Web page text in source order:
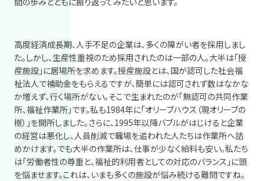
高度経済成長期、人手不足の企業は、多くの障がい者を採用しまし
た。しかし、生産性重視のため採用されたのは一部の人。大半は「授
産施設」に居場所を求めます。授産施設とは、国が認可した社会福
祉法人で補助金をもらえるですが、簡単には認可されず数はなかな
か増えず、行く場所がない。そこで生まれたのが「無認可の共同作業
所、福祉作業所」です。私も1984年に「オリーブハウス（現オリーブの
樹）」を開所しました。さらに、 1995年以降バブルがはじけると企業
の経営は悪化し、人員削減で職場を追われた人たちは作業所へ詰
めかけます。でも大半の作業所は、仕事が少なく給料も安い。私たち
は「労働者性の尊重と、福祉的利用者としての対応のバランス」に頭
を悩ませます。これは、いまも多くの施設が悩み続ける難問ですね。